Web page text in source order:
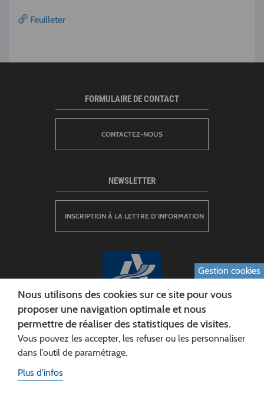
Feuilleter
CONSEIL DÉPARTEMENTAL DE L'AISNE
Siège :
FORMULAIRE DE CONTACT
CONTACTEZ-NOUS
NEWSLETTER
INSCRIPTION À LA LETTRE D’INFORMATION
Gestion cookies
Nous utilisons des cookies sur ce site pour vous
proposer une navigation optimale et nous
permettre de réaliser des statistiques de visites.
Vous pouvez les accepter, les refuser ou les personnaliser
dans l’outil de paramétrage.
Plus d'infos